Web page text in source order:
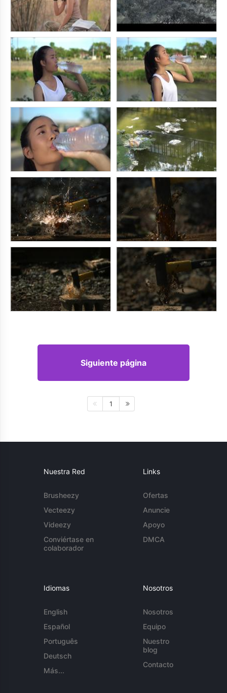
Siguiente página
1
Nuestra Red
Brusheezy
Vecteezy
Videezy
Conviértase en
colaborador
Links
Ofertas
Anuncie
Apoyo
DMCA
Idiomas
English
Español
Português
Deutsch
Más...
Nosotros
Nosotros
Equipo
Nuestro
blog
Contacto